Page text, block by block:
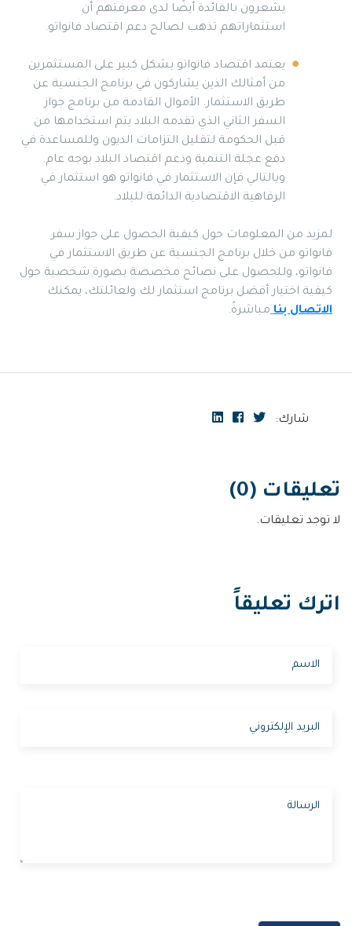
يشعرون بالفائدة أيضًا لدى معرفتهم أن
استثماراتهم تذهب لصالح دعم اقتصاد فانواتو.
يعتمد اقتصاد فانواتو بشكل كبير على المستثمرين
من أمثالك الذين يشاركون في برنامج الجنسية عن
طريق الاستثمار. الأموال القادمة من برنامج جواز
السفر الثاني الذي تقدمه البلاد يتم استخدامها من
قبل الحكومة لتقليل التزامات الديون وللمساعدة في
دفع عجلة التنمية ودعم اقتصاد البلاد بوجه عام.
وبالتالي فإن الاستثمار في فانواتو هو استثمار في
الرفاهية الاقتصادية الدائمة للبلاد.
لمزيد من المعلومات حول كيفية الحصول على جواز سفر
فانواتو من خلال برنامج الجنسية عن طريق الاستثمار في
فانواتو، وللحصول على نصائح مخصصة بصورة شخصية حول
كيفية اختيار أفضل برنامج استثمار لك ولعائلتك، يمكنك
الاتصال بنا مباشرةً.
شارك:
تعليقات (0)
لا توجد تعليقات.
اترك تعليقاً